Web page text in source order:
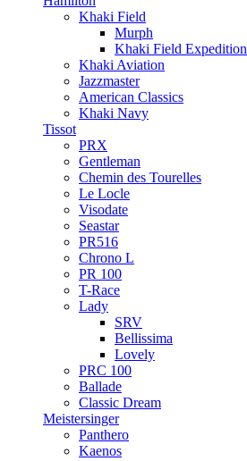
Khaki Field
Murph
Khaki Field Expedition
Khaki Aviation
Jazzmaster
American Classics
Khaki Navy
Tissot
PRX
Gentleman
Chemin des Tourelles
Le Locle
Visodate
Seastar
PR516
Chrono L
PR 100
T-Race
Lady
SRV
Bellissima
Lovely
PRC 100
Ballade
Classic Dream
Meistersinger
Panthero
Kaenos